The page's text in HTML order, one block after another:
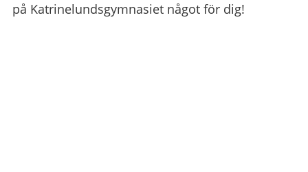
på Katrinelundsgymnasiet något för dig!